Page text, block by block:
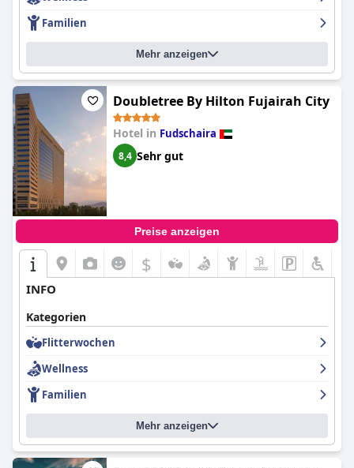
Familien
Mehr anzeigen
Doubletree By Hilton Fujairah City
Hotel in Fudschaira
8,4 Sehr gut
Preise anzeigen
$
INFO
Kategorien
Flitterwochen
Wellness
Familien
Mehr anzeigen